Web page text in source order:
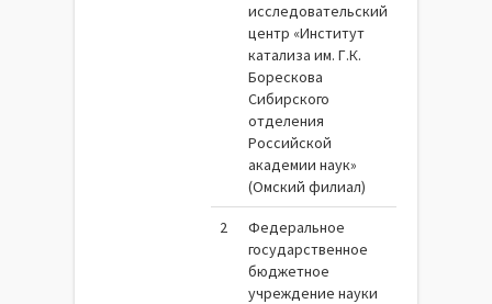
исследовательский
центр «Институт
катализа им. Г.К.
Борескова
Сибирского
отделения
Российской
академии наук»
(Омский филиал)
2
Федеральное
государственное
бюджетное
учреждение науки